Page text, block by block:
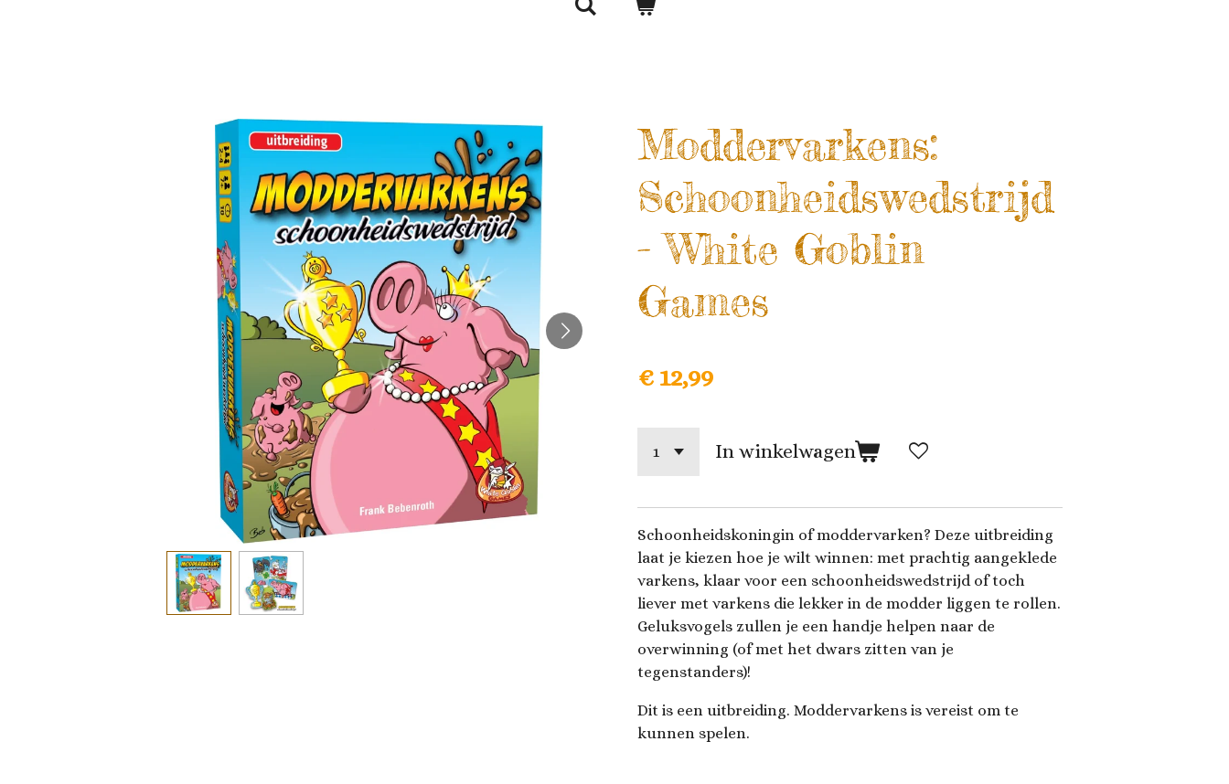
Moddervarkens:
Schoonheidswedstrijd
- White Goblin
Games
€ 12,99
In winkelwagen
Schoonheidskoningin of moddervarken? Deze uitbreiding
laat je kiezen hoe je wilt winnen: met prachtig aangeklede
varkens, klaar voor een schoonheidswedstrijd of toch
liever met varkens die lekker in de modder liggen te rollen.
Geluksvogels zullen je een handje helpen naar de
overwinning (of met het dwars zitten van je
tegenstanders)!
Dit is een uitbreiding. Moddervarkens is vereist om te
kunnen spelen.